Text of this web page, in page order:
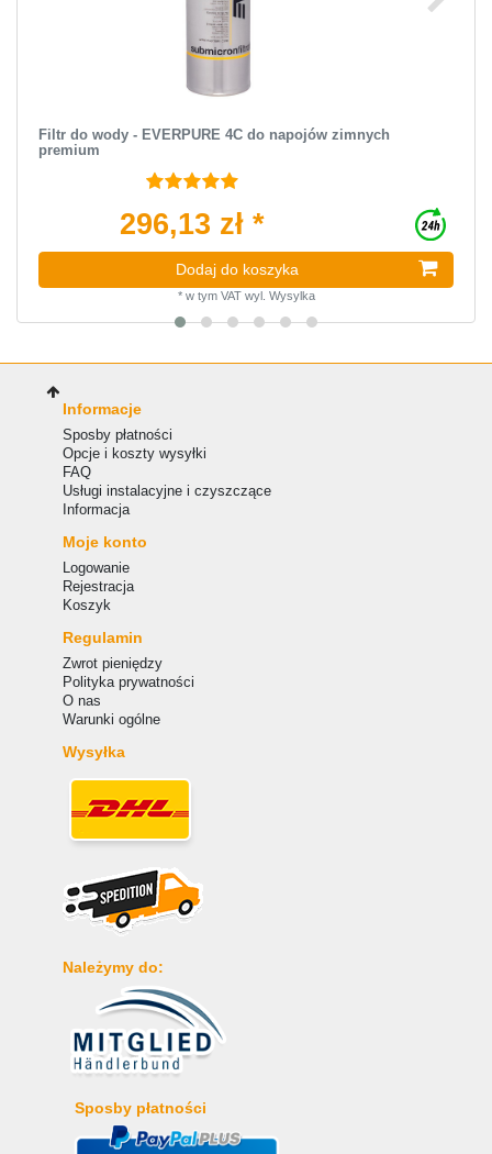
Filtr do wody - EVERPURE 4C do napojów zimnych
premium
296,13 zł *
Dodaj do koszyka
* w tym VATwyl. Wysylka
Informacje
Sposby płatności
Opcje i koszty wysyłki
FAQ
Usługi instalacyjne i czyszczące
Informacja
Moje konto
Logowanie
Rejestracja
Koszyk
Regulamin
Zwrot pieniędzy
Polityka prywatności
O nas
Warunki ogólne
Wysyłka
Należymy do:
Sposby płatności